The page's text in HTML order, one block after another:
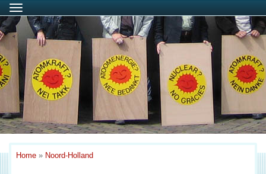
Menu
Home » Noord-Holland